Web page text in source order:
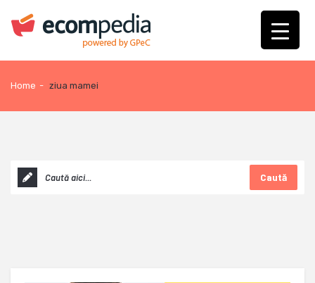
Home - ziua mamei
Caută